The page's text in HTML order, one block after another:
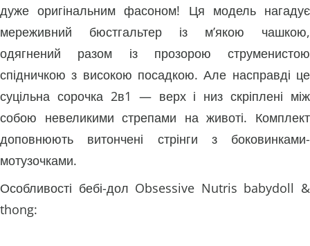
дуже оригінальним фасоном! Ця модель нагадує
мереживний бюстгальтер із м’якою чашкою,
одягнений разом із прозорою струменистою
спідничкою з високою посадкою. Але насправді це
суцільна сорочка 2в1 — верх і низ скріплені між
собою невеликими стрепами на животі. Комплект
доповнюють витончені стрінги з боковинками-
мотузочками.
Особливості бебі-дол Obsessive Nutris babydoll &
thong: